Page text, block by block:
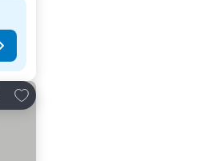
Føj til favoritter